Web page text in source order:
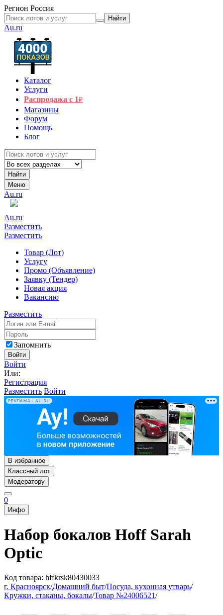
Регион Россия
Найти
Au.ru
Каталог
Услуги
Распродажа с 1₽
Магазины
Форум
Помощь
Блог
Найти
Меню
Au.ru
Au.ru
Разместить
Разместить
Товар (Лот)
Услугу
Промо (Объявление)
Заявку (Тендер)
Новая акция
Вакансию
Разместить
Запомнить
Войти
Войти
Или:
Регистрация
Разместить Войти
РЕКЛАМА • AU.RU
В избранное
Классный лот
Модератору
0
Инфо
Набор бокалов Hoff Sarah
Optic
Код товара: hffkrsk80430033
г. Красноярск/Домашний быт/Посуда, кухонная утварь/
Кружки, стаканы, бокалы/Товар №24006521/